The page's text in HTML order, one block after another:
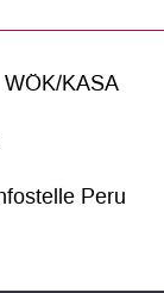
WÖK/KASA
Peru